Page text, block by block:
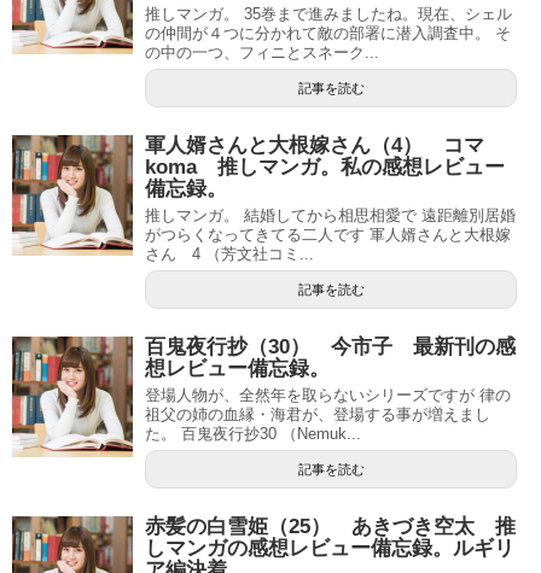
推しマンガ。 35巻まで進みましたね。現在、シェル
の仲間が４つに分かれて敵の部署に潜入調査中。 そ
の中の一つ、フィニとスネーク...
記事を読む
軍人婿さんと大根嫁さん（4） コマ
koma 推しマンガ。私の感想レビュー
備忘録。
推しマンガ。 結婚してから相思相愛で 遠距離別居婚
がつらくなってきてる二人です 軍人婿さんと大根嫁
さん 4 （芳文社コミ...
記事を読む
百鬼夜行抄（30） 今市子 最新刊の感
想レビュー備忘録。
登場人物が、全然年を取らないシリーズですが 律の
祖父の姉の血縁・海君が、登場する事が増えまし
た。 百鬼夜行抄30 （Nemuk...
記事を読む
赤髪の白雪姫（25） あきづき空太 推
しマンガの感想レビュー備忘録。ルギリ